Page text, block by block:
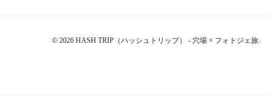
© 2026 HASH TRIP（ハッシュトリップ） - 穴場 × フォトジェ旅.